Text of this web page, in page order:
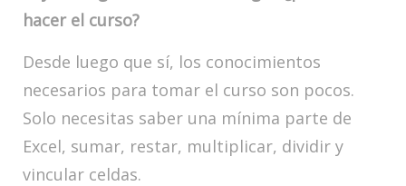
hacer el curso?
Desde luego que sí, los conocimientos
necesarios para tomar el curso son pocos.
Solo necesitas saber una mínima parte de
Excel, sumar, restar, multiplicar, dividir y
vincular celdas.